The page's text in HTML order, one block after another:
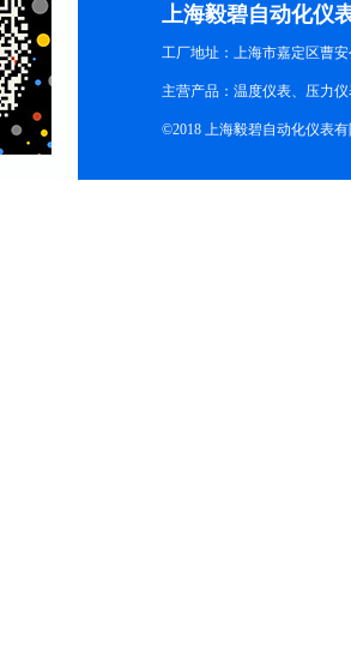
上海毅碧自动化仪
工厂地址：上海市嘉定区曹安
主营产品：温度仪表、压力
©2018 上海毅碧自动化仪表